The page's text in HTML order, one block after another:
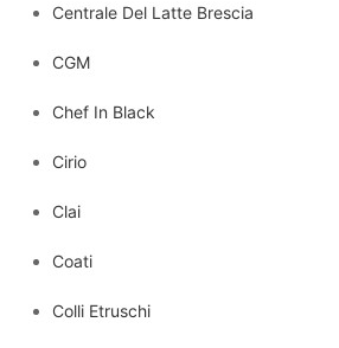
Centrale Del Latte Brescia
CGM
Chef In Black
Cirio
Clai
Coati
Colli Etruschi